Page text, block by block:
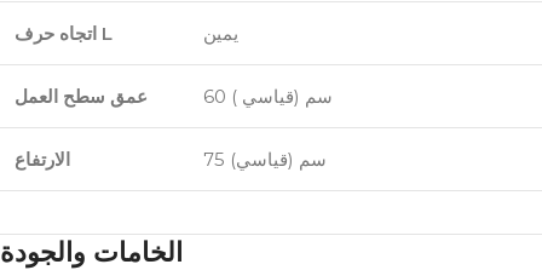
اتجاه حرف L يمين
عمق سطح العمل 60 سم (قياسي )
الارتفاع 75 سم (قياسي)
الخامات والجودة